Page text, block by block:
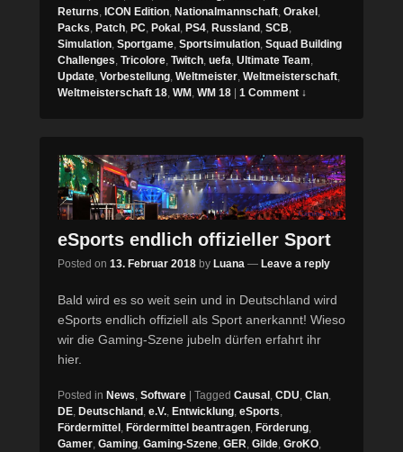
Returns ICON Edition Nationalmannschaft Orakel
Packs Patch PC Pokal PS4 Russland SCB
Simulation Sportgame Sportsimulation Squad Building
Challenges Tricolore Twitch uefa Ultimate Team
Update Vorbestellung Weltmeister Weltmeisterschaft
Weltmeisterschaft 18 WM WM 18 | 1 Comment ↓
eSports endlich offizieller Sport
Posted on 13. Februar 2018 by Luana — Leave a reply
Bald wird es so weit sein und in Deutschland wird
eSports endlich offiziell als Sport anerkannt! Wieso
wir die Gaming-Szene jubeln dürfen erfahrt ihr
hier.
Posted in News, Software Tagged Causal , CDU, Clan,
DE, Deutschland , e.V., Entwicklung, eSports,
Fördermittel , Fördermittel beantragen, Förderung,
Gamer, Gaming, Gaming-Szene, GER, Gilde, GroKO,